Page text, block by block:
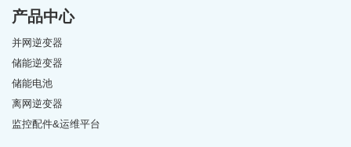
产品中心
并网逆变器
储能逆变器
储能电池
离网逆变器
监控配件&运维平台